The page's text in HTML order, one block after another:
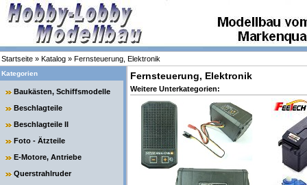
Startseite » Katalog » Fernsteuerung, Elektronik
Kategorien
Baukästen, Schiffsmodelle
Beschlagteile
Beschlagteile II
Foto - Ätzteile
E-Motore, Antriebe
Querstrahlruder
Fernsteuerung, Elektronik
Weitere Unterkategorien: